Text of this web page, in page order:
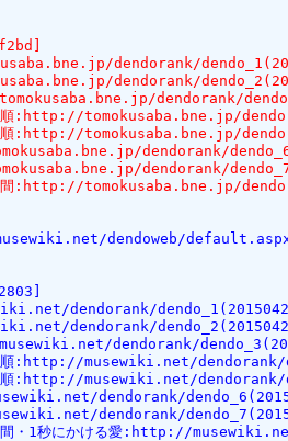
dendorank/
dendorank/
dendorank/
い順:http://tomokusaba.bne.jp/
い順:http://tomokusaba.bne.jp/
dendorank/
dendorank/
時間:http://tomokusaba.bne.jp/
dendoweb/
dendorank/
dendorank/
dendorank/
い順:http://musewiki.net/
い順:http://musewiki.net/
dendorank/
dendorank/
時間・1秒にかける愛:http://